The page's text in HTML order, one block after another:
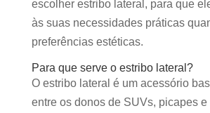
escolher estribo lateral, para que
às suas necessidades práticas
preferências estéticas.
Para que serve o estribo lateral?
O estribo lateral é um acessório
entre os donos de SUVs, picapes e